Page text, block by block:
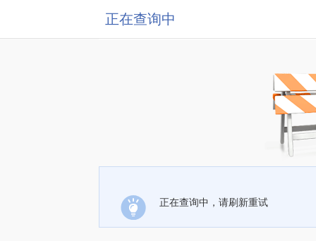
正在查询中
正在查询中，请刷新重试